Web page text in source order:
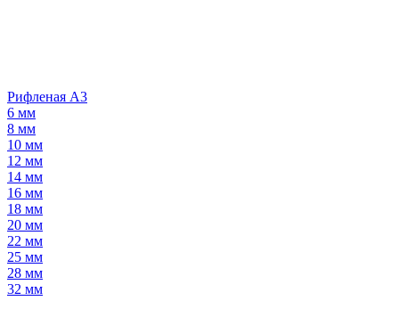
Рифленая А3
6 мм
8 мм
10 мм
12 мм
14 мм
16 мм
18 мм
20 мм
22 мм
25 мм
28 мм
32 мм